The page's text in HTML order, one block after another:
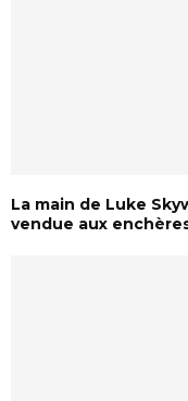
La main de Luke
vendue aux